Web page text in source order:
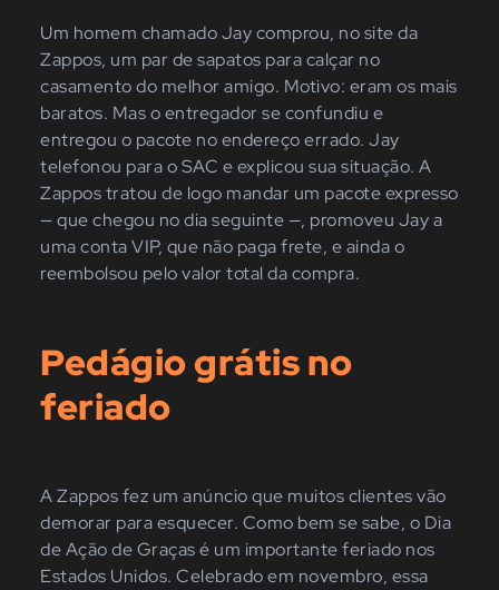
Um homem chamado Jay comprou, no site da
Zappos, um par de sapatos para calçar no
casamento do melhor amigo. Motivo: eram os mais
baratos. Mas o entregador se confundiu e
entregou o pacote no endereço errado. Jay
telefonou para o SAC e explicou sua situação. A
Zappos tratou de logo mandar um pacote expresso
— que chegou no dia seguinte —, promoveu Jay a
uma conta VIP, que não paga frete, e ainda o
reembolsou pelo valor total da compra.
Pedágio grátis no
feriado
A Zappos fez um anúncio que muitos clientes vão
demorar para esquecer. Como bem se sabe, o Dia
de Ação de Graças é um importante feriado nos
Estados Unidos. Celebrado em novembro, essa